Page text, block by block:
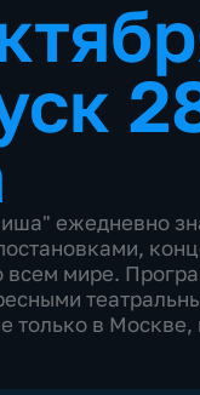
ежедневно
всем мире.
только в Москве,